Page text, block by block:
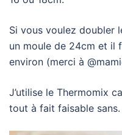
Si vous voulez doubler
un moule de 24cm et il
environ (merci à
J’utilise le Thermomix
tout à fait faisable sans.